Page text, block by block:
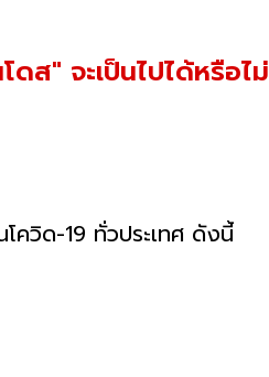
ส" จะเป็นไปได้หรือไม่
วิด-19 ทั่วประเทศ ดังนี้